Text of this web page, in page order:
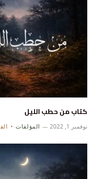
كتاب من حطب الليل
نوفمبر 1, 2022 المؤلفات